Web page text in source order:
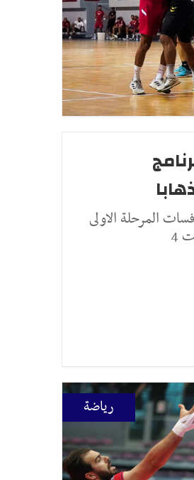
المرحلة الاولى
4
رياضة